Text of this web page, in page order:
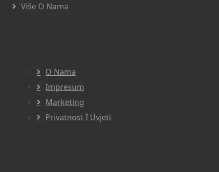
Više O Nama
O Nama
Impresum
Marketing
Privatnost I Uvjeti